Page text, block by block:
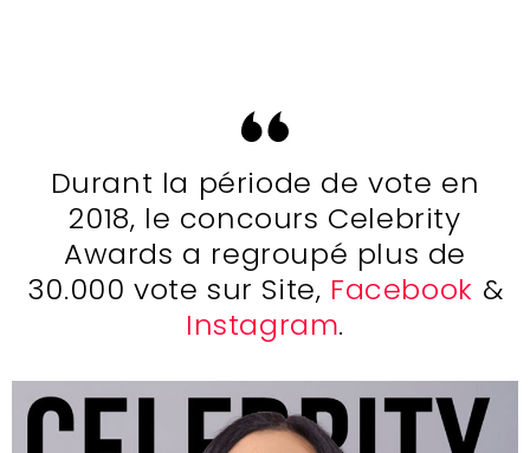
Durant la période de vote en
2018, le concours Celebrity
Awards a regroupé plus de
30.000 vote sur Site, Facebook &
Instagram.